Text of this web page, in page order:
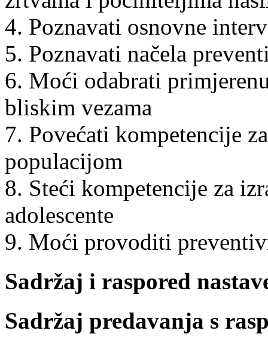
4. Poznavati osnovne
5. Poznavati načela
6. Moći odabrati
bliskim vezama
7. Povećati kompetencije
populacijom
8. Steći kompetencije za
adolescente
9. Moći provoditi
Sadržaj i raspored
Sadržaj predavanja s